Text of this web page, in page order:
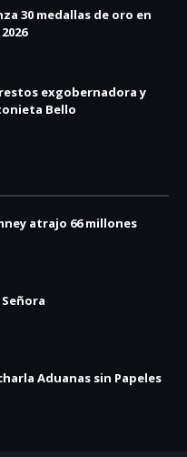
30 medallas de oro en
exgobernadora y
Bello
atrajo 66 millones
Aduanas sin Papeles